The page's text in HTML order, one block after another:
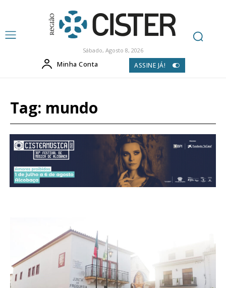
Sábado, Agosto 8, 2026
Minha Conta ASSINE JÁ!
Tag: mundo